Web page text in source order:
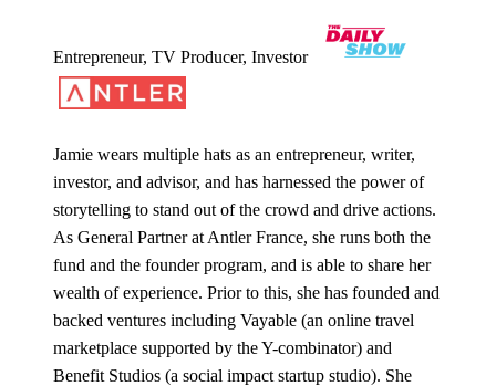
Entrepreneur, TV Producer, Investor
Jamie wears multiple hats as an entrepreneur, writer,
investor, and advisor, and has harnessed the power of
storytelling to stand out of the crowd and drive actions.
As General Partner at Antler France, she runs both the
fund and the founder program, and is able to share her
wealth of experience. Prior to this, she has founded and
backed ventures including Vayable (an online travel
marketplace supported by the Y-combinator) and
Benefit Studios (a social impact startup studio). She